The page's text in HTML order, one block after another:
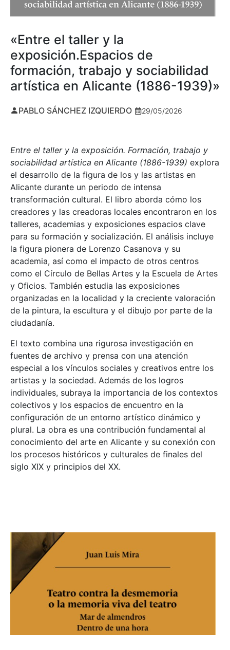
«Entre el taller y la
exposición.Espacios de
formación, trabajo y sociabilidad
artística en Alicante (1886-1939)»
PABLO SÁNCHEZ IZQUIERDO 29/05/2026
Entre el taller y la exposición. Formación, trabajo y
sociabilidad artística en Alicante (1886-1939) explora
el desarrollo de la figura de los y las artistas en
Alicante durante un periodo de intensa
transformación cultural. El libro aborda cómo los
creadores y las creadoras locales encontraron en los
talleres, academias y exposiciones espacios clave
para su formación y socialización. El análisis incluye
la figura pionera de Lorenzo Casanova y su
academia, así como el impacto de otros centros
como el Círculo de Bellas Artes y la Escuela de Artes
y Oficios. También estudia las exposiciones
organizadas en la localidad y la creciente valoración
de la pintura, la escultura y el dibujo por parte de la
ciudadanía.
El texto combina una rigurosa investigación en
fuentes de archivo y prensa con una atención
especial a los vínculos sociales y creativos entre los
artistas y la sociedad. Además de los logros
individuales, subraya la importancia de los contextos
colectivos y los espacios de encuentro en la
configuración de un entorno artístico dinámico y
plural. La obra es una contribución fundamental al
conocimiento del arte en Alicante y su conexión con
los procesos históricos y culturales de finales del
siglo XIX y principios del XX.